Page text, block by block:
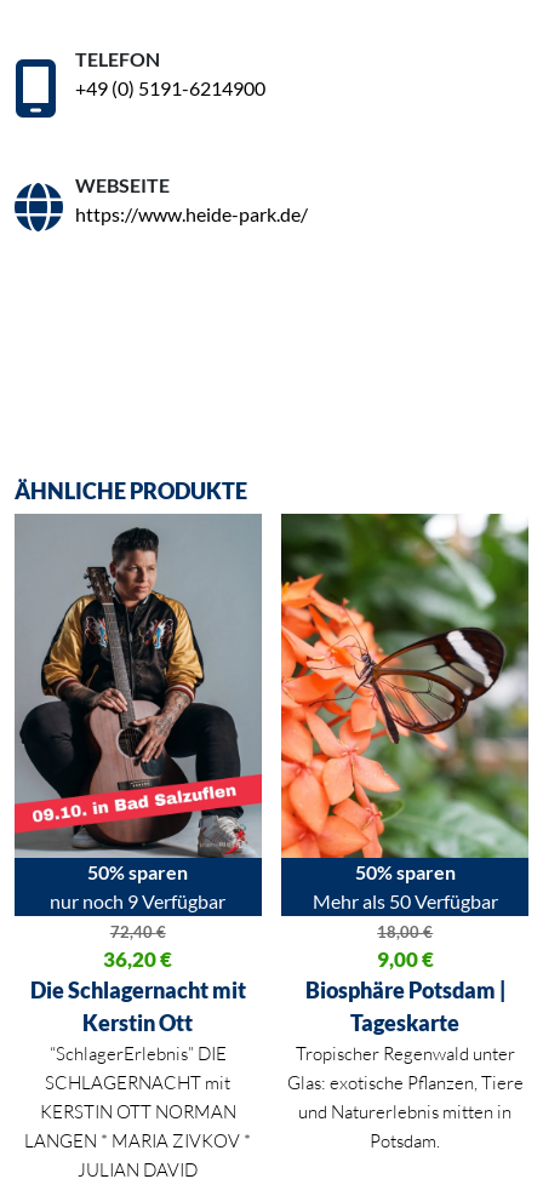
TELEFON
+49 (0) 5191-6214900
WEBSEITE
https://www.heide-park.de/
ÄHNLICHE PRODUKTE
50% sparen
nur noch 9 Verfügbar
72,40€
Ursprünglicher Preis war: 72,40 €
36,20€
Aktueller Preis ist: 36,20 €.
Die Schlagernacht mit
Kerstin Ott
“SchlagerErlebnis” DIE
SCHLAGERNACHT mit
KERSTIN OTT NORMAN
LANGEN * MARIA ZIVKOV *
JULIAN DAVID
50% sparen
Mehr als 50 Verfügbar
18,00€
Ursprünglicher Preis war:
9,00€
Aktueller Preis ist: 9,00 €.
Biosphäre Potsdam |
Tageskarte
Tropischer Regenwald unter
Glas: exotische Pflanzen, Tiere
und Naturerlebnis mitten in
Potsdam.